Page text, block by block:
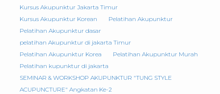
Kursus Akupunktur Jakarta Timur
Kursus Akupunktur Korean
Pelatihan Akupunktur
Pelatihan Akupunktur dasar
pelatihan Akupunktur di jakarta Timur
Pelatihan Akupunktur Korea
Pelatihan Akupunktur Murah
Pelatihan kupunktur di jakarta
SEMINAR & WORKSHOP AKUPUNKTUR "TUNG STYLE
ACUPUNCTURE" Angkatan Ke-2